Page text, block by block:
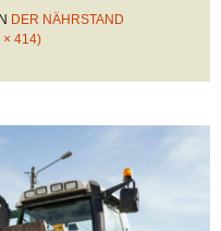
IN DER NÄHRSTAND
× 414)